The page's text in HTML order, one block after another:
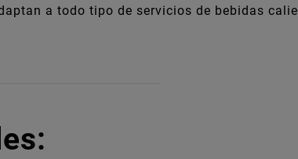
a todo tipo de servicios de bebidas